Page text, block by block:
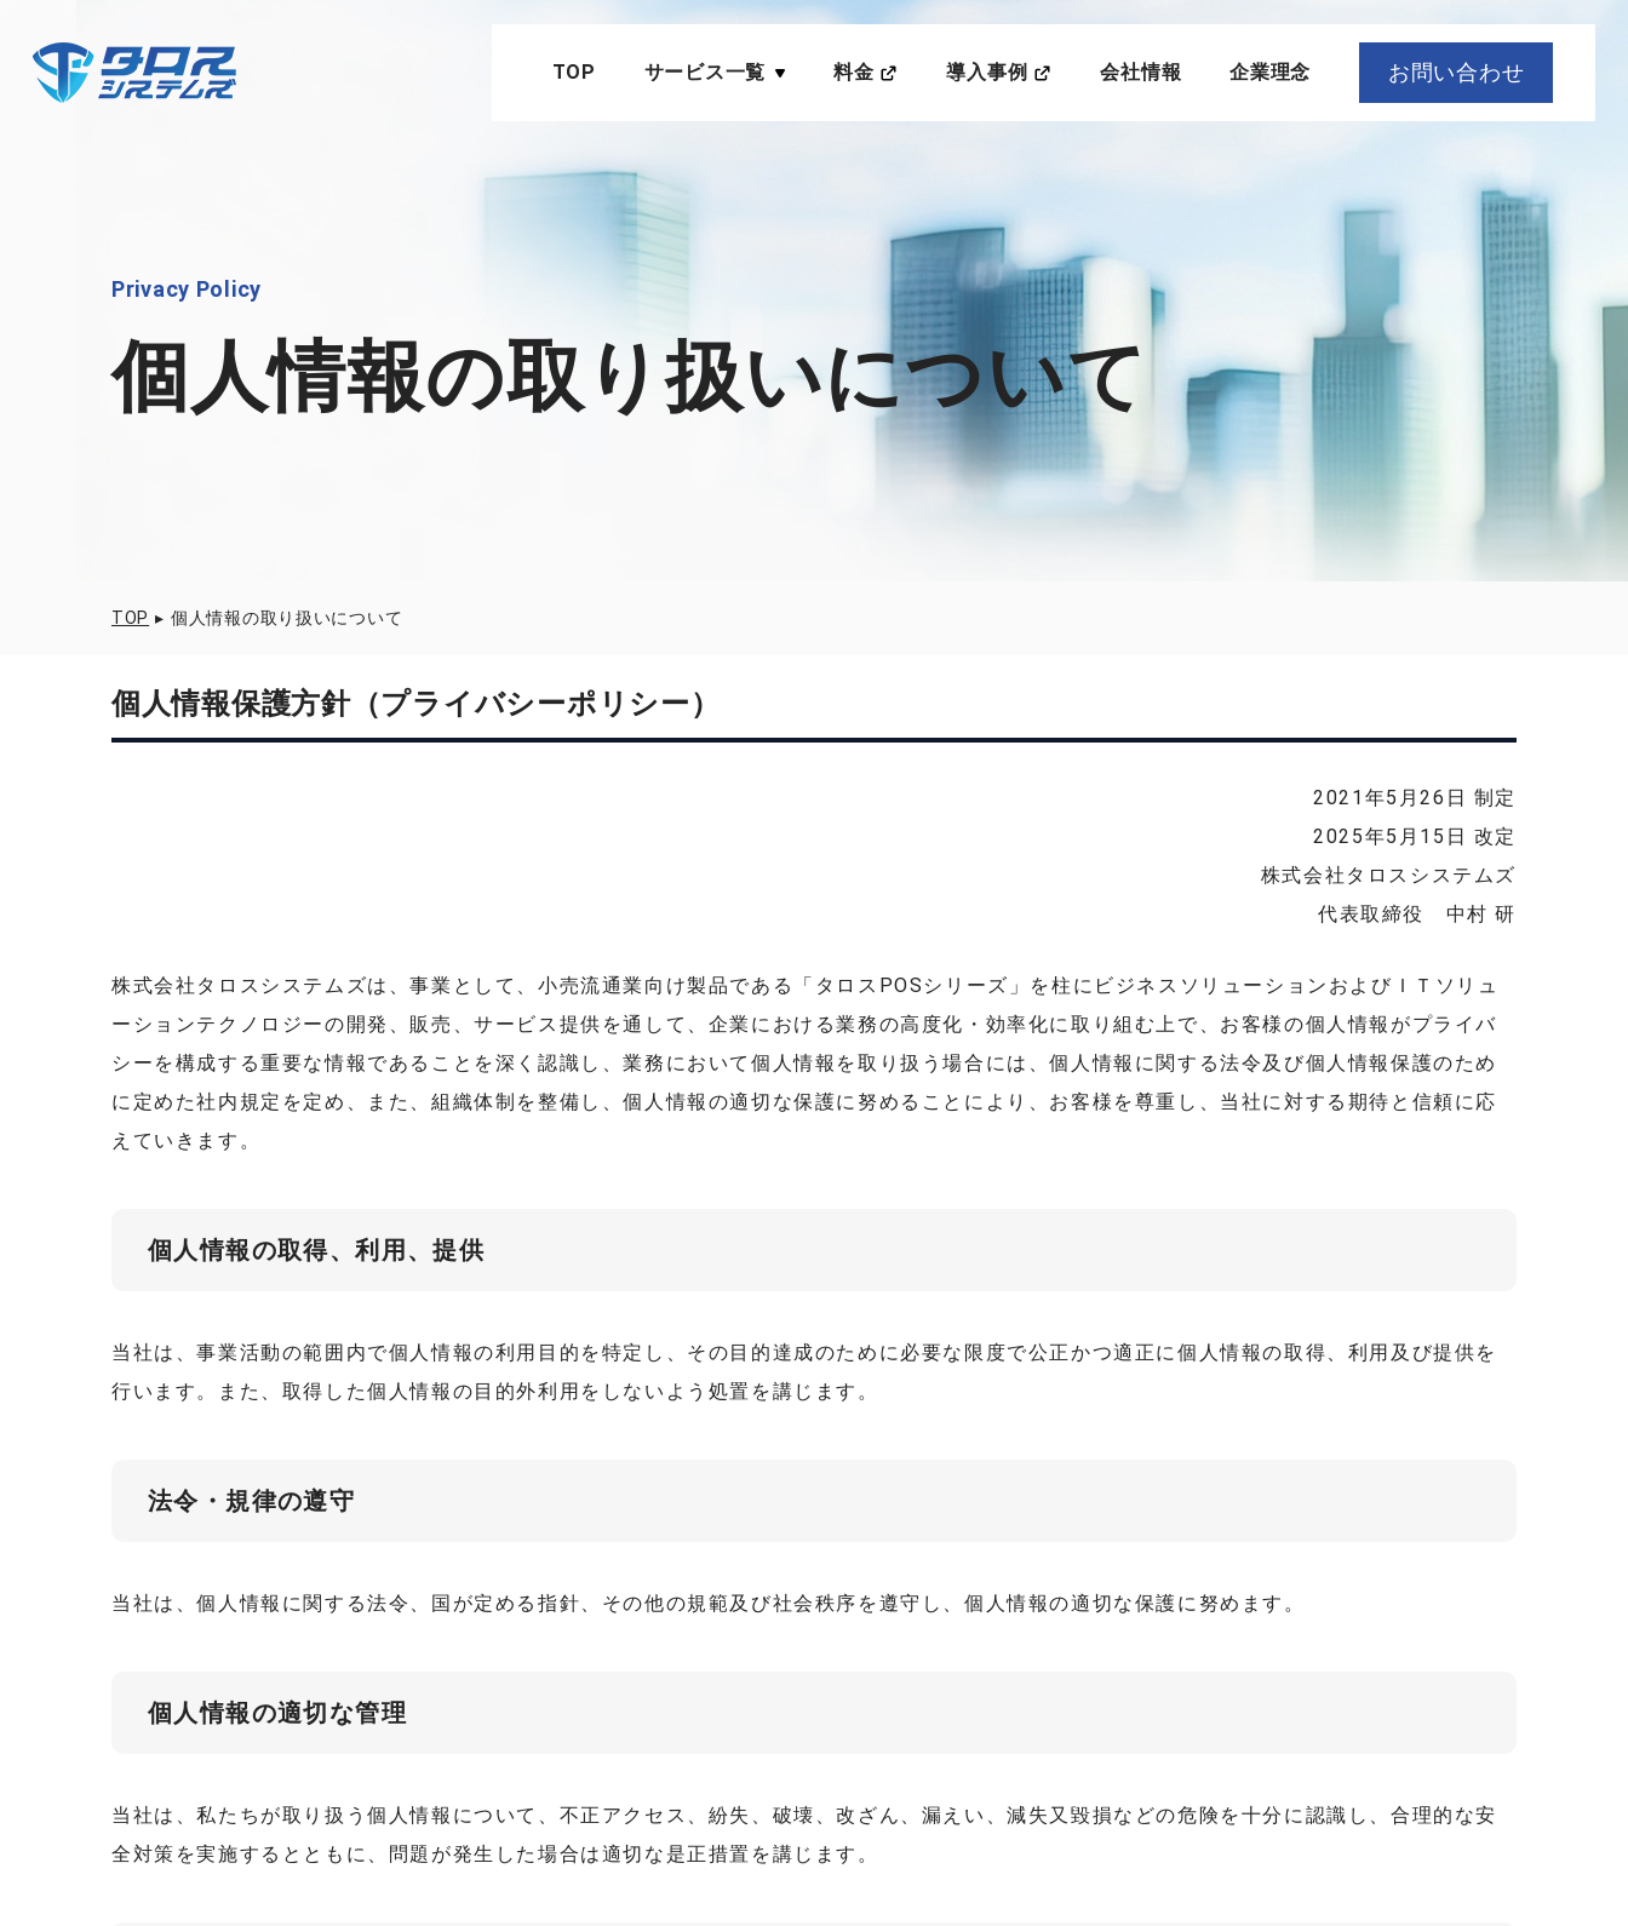
TOP サービス一覧 料金 導入事例 会社情報 企業理念 お問い合わせ
Privacy Policy
個人情報の取り扱いについて
TOP ▸ 個人情報の取り扱いについて
個人情報保護方針（プライバシーポリシー）
2021年5月26日 制定
2025年5月15日 改定
株式会社タロスシステムズ
代表取締役 中村 研
株式会社タロスシステムズは、事業として、小売流通業向け製品である「タロスPOSシリーズ」を柱にビジネスソリューションおよびＩＴソリュ
ーションテクノロジーの開発、販売、サービス提供を通して、企業における業務の高度化・効率化に取り組む上で、お客様の個人情報がプライバ
シーを構成する重要な情報であることを深く認識し、業務において個人情報を取り扱う場合には、個人情報に関する法令及び個人情報保護のため
に定めた社内規定を定め、また、組織体制を整備し、個人情報の適切な保護に努めることにより、お客様を尊重し、当社に対する期待と信頼に応
えていきます。
個人情報の取得、利用、提供
当社は、事業活動の範囲内で個人情報の利用目的を特定し、その目的達成のために必要な限度で公正かつ適正に個人情報の取得、利用及び提供を
行います。また、取得した個人情報の目的外利用をしないよう処置を講じます。
法令・規律の遵守
当社は、個人情報に関する法令、国が定める指針、その他の規範及び社会秩序を遵守し、個人情報の適切な保護に努めます。
個人情報の適切な管理
当社は、私たちが取り扱う個人情報について、不正アクセス、紛失、破壊、改ざん、漏えい、減失又毀損などの危険を十分に認識し、合理的な安
全対策を実施するとともに、問題が発生した場合は適切な是正措置を講じます。